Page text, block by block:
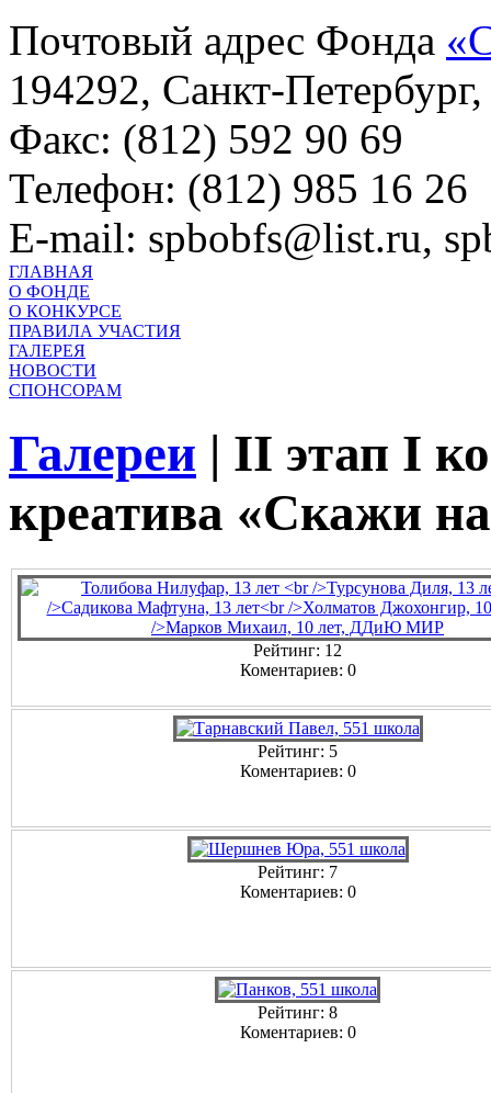
Почтовый адрес Фонда
194292, Санкт-
Факс: (812) 592 90 69
Телефон: (812) 985 16 26
E-mail: spbobfs@list.ru,
ГЛАВНАЯ
О ФОНДЕ
О КОНКУРСЕ
ПРАВИЛА УЧАСТИЯ
ГАЛЕРЕЯ
НОВОСТИ
СПОНСОРАМ
Галереи | II этап I
креатива «Скажи
Рейтинг: 12
Коментариев: 0
Рейтинг: 5
Коментариев: 0
Рейтинг: 7
Коментариев: 0
Рейтинг: 8
Коментариев: 0